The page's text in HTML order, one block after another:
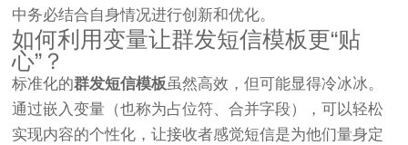
中务必结合自身情况进行创新和优化。
如何利用变量让群发短信模板更“贴
心”？
标准化的群发短信模板虽然高效，但可能显得冷冰冰。
通过嵌入变量（也称为占位符、合并字段），可以轻松
实现内容的个性化，让接收者感觉短信是为他们量身定